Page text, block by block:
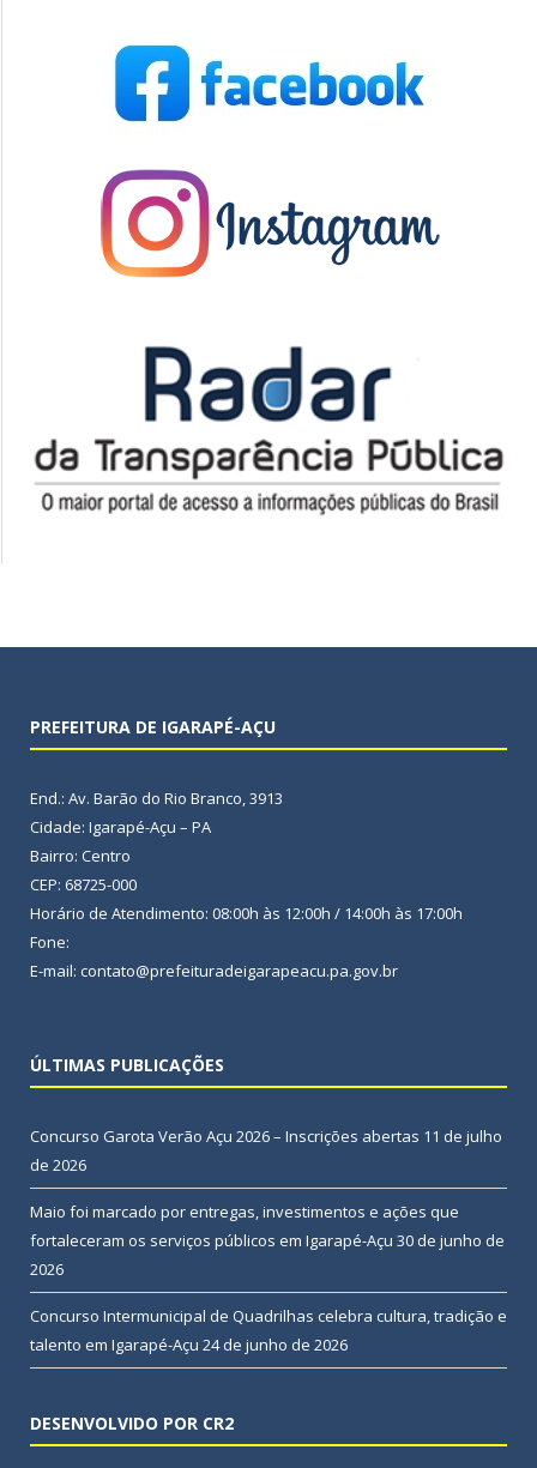
PREFEITURA DE IGARAPÉ-AÇU
End.: Av. Barão do Rio Branco, 3913
Cidade: Igarapé-Açu – PA
Bairro: Centro
CEP: 68725-000
Horário de Atendimento: 08:00h às 12:00h / 14:00h às 17:00h
Fone:
E-mail: contato@prefeituradeigarapeacu.pa.gov.br
ÚLTIMAS PUBLICAÇÕES
Concurso Garota Verão Açu 2026 – Inscrições abertas 11 de julho
de 2026
Maio foi marcado por entregas, investimentos e ações que
fortaleceram os serviços públicos em Igarapé-Açu 30 de junho de
2026
Concurso Intermunicipal de Quadrilhas celebra cultura, tradição e
talento em Igarapé-Açu 24 de junho de 2026
DESENVOLVIDO POR CR2